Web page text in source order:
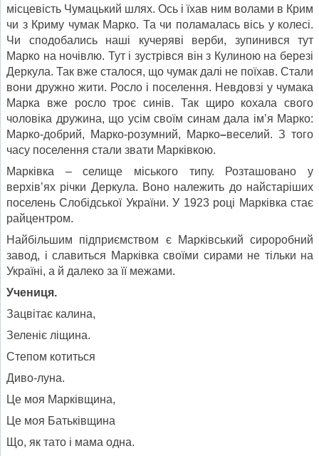
місцевість Чумацький шлях. Ось і їхав ним волами в Крим
чи з Криму чумак Марко. Та чи поламалась вісь у колесі.
Чи сподобались наші кучеряві верби, зупинився тут
Марко на ночівлю. Тут і зустрівся він з Кулиною на березі
Деркула. Так вже сталося, що чумак далі не поїхав. Стали
вони дружно жити. Росло і поселення. Невдовзі у чумака
Марка вже росло троє синів. Так щиро кохала свого
чоловіка дружина, що усім своїм синам дала ім’я Марко:
Марко-добрий, Марко-розумний, Марко–веселий. З того
часу поселення стали звати Марківкою.
Марківка – селище міського типу. Розташовано у
верхів’ях річки Деркула. Воно належить до найстаріших
поселень Слобідської України. У 1923 році Марківка стає
райцентром.
Найбільшим підприємством є Марківський сироробний
завод, і славиться Марківка своїми сирами не тільки на
Україні, а й далеко за її межами.
Учениця.
Зацвітає калина,
Зеленіє ліщина.
Степом котиться
Диво-луна.
Це моя Марківщина,
Це моя Батьківщина
Що, як тато і мама одна.